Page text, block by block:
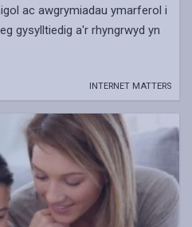
ac awgrymiadau ymarferol i
gysylltiedig a'r rhyngrwyd yn
INTERNET MATTERS